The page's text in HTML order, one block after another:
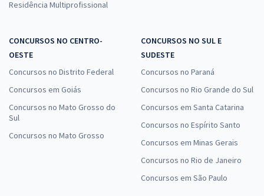
Residência Multiprofissional
CONCURSOS NO CENTRO-
OESTE
Concursos no Distrito Federal
Concursos em Goiás
Concursos no Mato Grosso do
Sul
Concursos no Mato Grosso
CONCURSOS NO SUL E
SUDESTE
Concursos no Paraná
Concursos no Rio Grande do Sul
Concursos em Santa Catarina
Concursos no Espírito Santo
Concursos em Minas Gerais
Concursos no Rio de Janeiro
Concursos em São Paulo